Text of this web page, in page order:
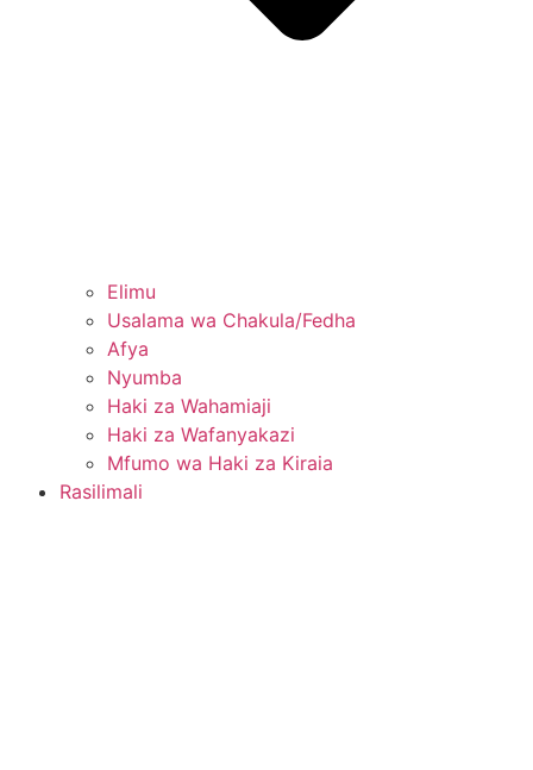
Elimu
Usalama wa Chakula/Fedha
Afya
Nyumba
Haki za Wahamiaji
Haki za Wafanyakazi
Mfumo wa Haki za Kiraia
Rasilimali